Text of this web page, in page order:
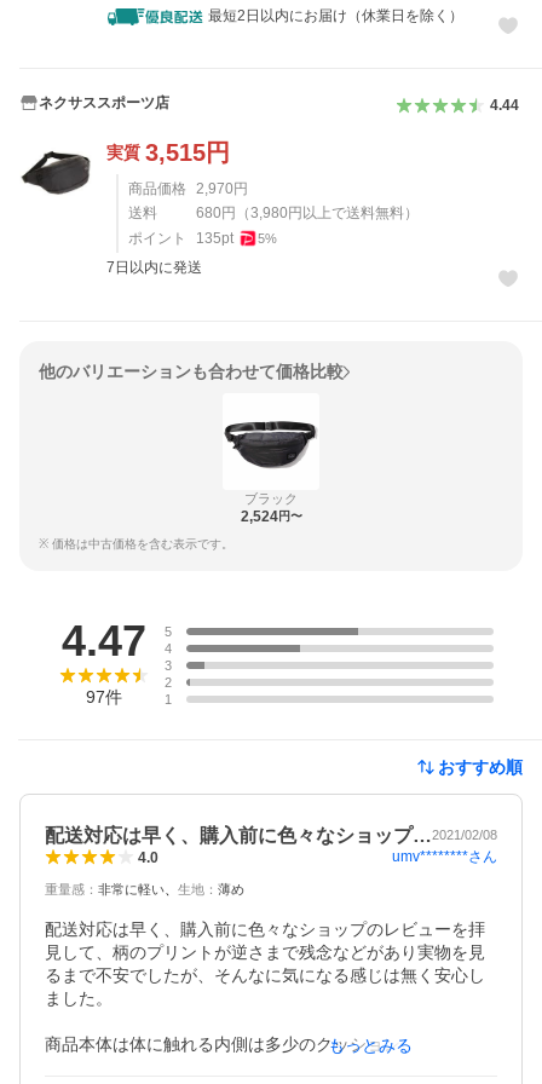
最短2日以内にお届け（休業日を除く）
ネクサススポーツ店 4.44
実質 3,515円
商品価格 2,970 円
送料
680 円 （3,980 円以上で送料無料）
ポイント
135pt 5%
7日以内に発送
他のバリエーションも合わせて価格比較
ブラック
2,524円〜
※ 価格は中古価格を含む表示です。
4.47
97件
5
4
3
2
1
おすすめ順
配送対応は早く、購入前に色々なショップ…2021/02/08
4.0 umv********さん
重量感 ： 非常に軽い 生地 ： 薄め
配送対応は早く、購入前に色々なショップのレビューを拝
見して、柄のプリントが逆さまで残念などがあり実物を見
るまで不安でしたが、そんなに気になる感じは無く安心し
ました。
商品本体は体に触れる内側は多少のクッションがあり夏場
もっとみる